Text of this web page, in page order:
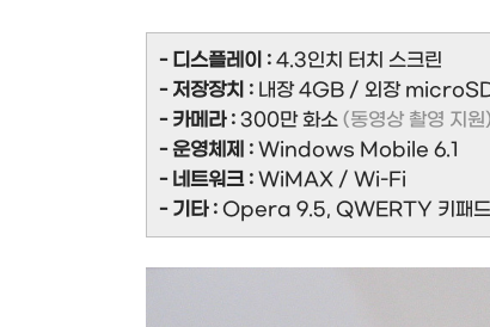
- 디스플레이 : 4.3인치 터치 스크린
- 저장장치 : 내장 4GB / 외장
- 카메라 : 300만 화소 (동영상 촬영 지원)
- 운영체제 : Windows Mobile 6.1
- 네트워크 : WiMAX / Wi-Fi
- 기타 : Opera 9.5, QWERTY 키패